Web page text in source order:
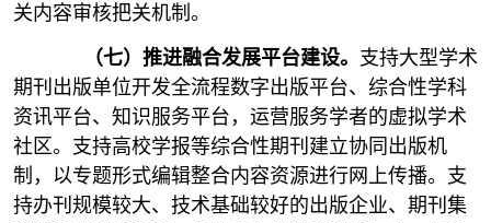
关内容审核把关机制。
（七）推进融合发展平台建设。 支持大型学术
期刊出版单位开发全流程数字出版平台、综合性学科
资讯平台、知识服务平台，运营服务学者的虚拟学术
社区。支持高校学报等综合性期刊建立协同出版机
制，以专题形式编辑整合内容资源进行网上传播。支
持办刊规模较大、技术基础较好的出版企业、期刊集